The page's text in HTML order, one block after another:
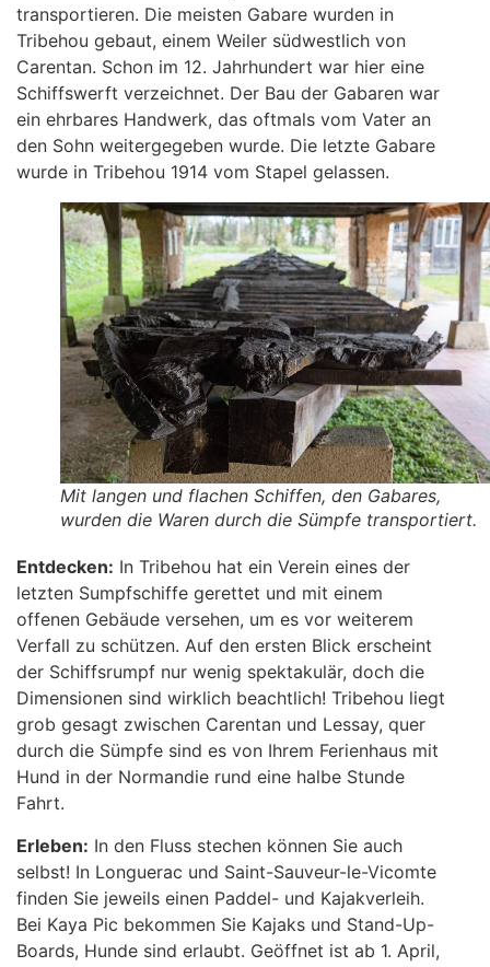
transportieren. Die meisten Gabare wurden in
Tribehou gebaut, einem Weiler südwestlich von
Carentan. Schon im 12. Jahrhundert war hier eine
Schiffswerft verzeichnet. Der Bau der Gabaren war
ein ehrbares Handwerk, das oftmals vom Vater an
den Sohn weitergegeben wurde. Die letzte Gabare
wurde in Tribehou 1914 vom Stapel gelassen.
Mit langen und flachen Schiffen, den Gabares,
wurden die Waren durch die Sümpfe transportiert.
Entdecken: In Tribehou hat ein Verein eines der
letzten Sumpfschiffe gerettet und mit einem
offenen Gebäude versehen, um es vor weiterem
Verfall zu schützen. Auf den ersten Blick erscheint
der Schiffsrumpf nur wenig spektakulär, doch die
Dimensionen sind wirklich beachtlich! Tribehou liegt
grob gesagt zwischen Carentan und Lessay, quer
durch die Sümpfe sind es von Ihrem Ferienhaus mit
Hund in der Normandie rund eine halbe Stunde
Fahrt.
Erleben: In den Fluss stechen können Sie auch
selbst! In Longuerac und Saint-Sauveur-le-Vicomte
finden Sie jeweils einen Paddel- und Kajakverleih.
Bei Kaya Pic bekommen Sie Kajaks und Stand-Up-
Boards, Hunde sind erlaubt. Geöffnet ist ab 1. April,